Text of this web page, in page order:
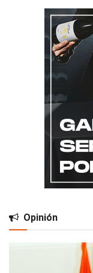
Opinión